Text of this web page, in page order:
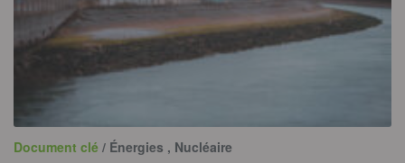
Document clé / Énergies , Nucléaire